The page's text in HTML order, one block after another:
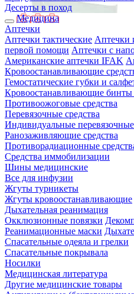
Десерты в поход
Медицина
Аптечки
Аптечки тактические Аптечки
первой помощи Аптечки с
Американские аптечки IFAK
Кровоостанавливающие
Гемостатические губки и
Кровоостанавливающие бинты
Противоожоговые средства
Перевязочные средства
Индивидуальные
Ранозаживляющие средства
Противорадиационные
Средства иммобилизации
Шины медицинские
Все для инфузии
Жгуты турникеты
Жгуты кровоостанавливающие
Дыхательная реанимация
Окклюзионные повязки
Реанимационные маски
Спасательные одеяла и грелки
Спасательные покрывала
Носилки
Медицинская литература
Другие медицинские товары